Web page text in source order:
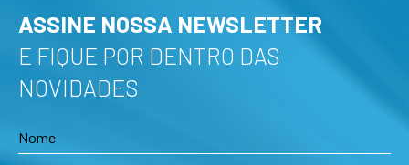
ASSINE NOSSA NEWSLETTER
E FIQUE POR DENTRO DAS
NOVIDADES